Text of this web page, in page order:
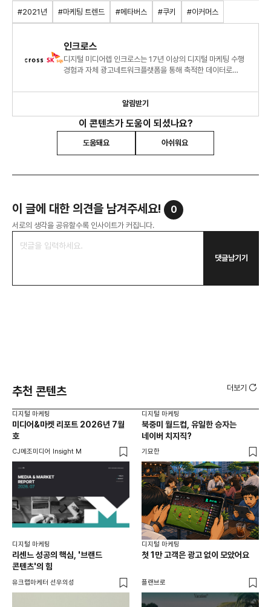
#2021년 #마케팅 트렌드 #메타버스 #쿠키 #이커머스
인크로스
디지털 미디어렙 인크로스는 17년 이상의 디지털 마케팅 수행
경험과 자체 광고네트워크플랫폼을 통해 축적한 데이터로
알림받기
이 콘텐츠가 도움이 되셨나요?
도움돼요 아쉬워요
이 글에 대한 의견을 남겨주세요! 0
서로의 생각을 공유할수록 인사이트가 커집니다.
댓글남기기
추천 콘텐츠 더보기
디지털 마케팅
미디어&마켓 리포트 2026년 7월
호
CJ메조미디어 Insight M
디지털 마케팅
북중미 월드컵, 유일한 승자는
네이버 치지직?
기묘한
디지털 마케팅
리센느 성공의 핵심, '브랜드
콘텐츠'의 힘
유크랩마케터 선우의성
디지털 마케팅
첫 1만 고객은 광고 없이 모았어요
플랜브로